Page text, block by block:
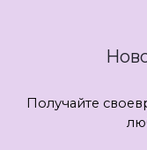
Получайте